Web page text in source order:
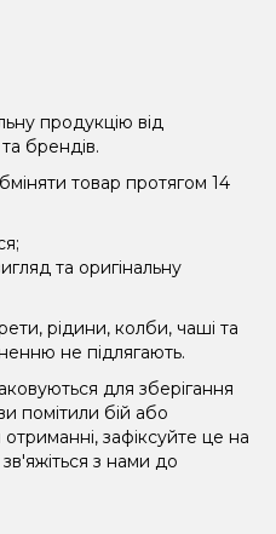
продукцію від
брендів.
товар протягом 14
та оригінальну
рідини, колби, чаші та
не підлягають.
для зберігання
помітили бій або
зафіксуйте це на
з нами до